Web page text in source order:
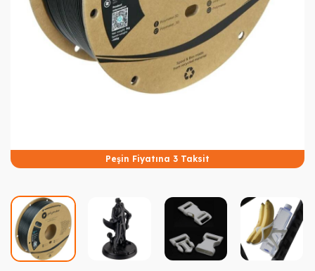
Peşin Fiyatına 3 Taksit